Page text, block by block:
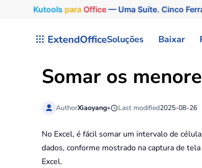
Kutools para Office— Uma Suíte. Cinco
ExtendOfficeSoluções Baixar
Somar os
AuthorXiaoyang• Last modified2025-08-26
No Excel, é fácil somar um intervalo de
dados, conforme mostrado na captura de
Excel.